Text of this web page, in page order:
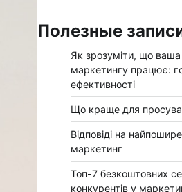
Полезные
Як зрозуміти, що ваша
маркетингу працює:
ефективності
Що краще для
Відповіді на
маркетинг
Топ-7 безкоштовних
конкурентів у